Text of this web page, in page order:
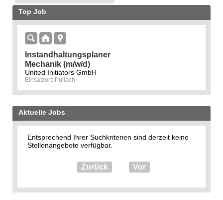
Top Job
Instandhaltungsplaner
Mechanik (m/w/d)
United Initiators GmbH
Einsatzort: Pullach
Aktuelle Jobs
Entsprechend Ihrer Suchkriterien sind derzeit keine
Stellenangebote verfügbar.
Zurück Vor